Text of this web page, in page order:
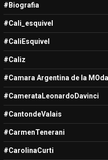
#Biografia
#Cali_esquivel
#CaliEsquivel
#Caliz
#Camara Argentina de la MOda
#CamerataLeonardoDavinci
#CantondeValais
#CarmenTenerani
#CarolinaCurti